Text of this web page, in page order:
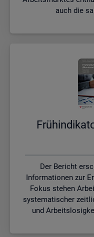
auch die
Der Bericht
Informationen zur
Fokus stehen
systematischer
und